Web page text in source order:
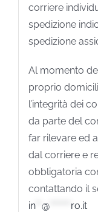
corriere
spedizione
spedizione
Al momento
proprio
l’integrità dei
da parte del
far rilevare ed
dal corriere e
obbligatoria
contattando il
in** @******* ro.it